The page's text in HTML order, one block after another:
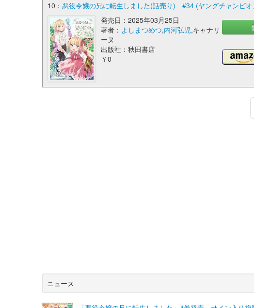
10： 悪役令嬢の兄に転生しました(話売り) #34 (ヤングチャンピオ
発売日：2025年03月25日
著者： よしまつめつ,内河弘児,キャナリ
ーヌ
出版社：秋田書店
￥0
ニュース